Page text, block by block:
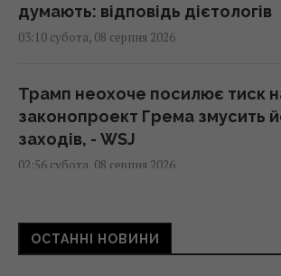
думають: відповідь дієтологів
03:10 субота, 08 серпня 2026
Трамп неохоче посилює тиск
законопроект Грема змусить
заходів, - WSJ
02:56 субота, 08 серпня 2026
Мелоні відреагувала на вимогу
щодо прикордонних перевірок
ОСТАННІ НОВИНИ